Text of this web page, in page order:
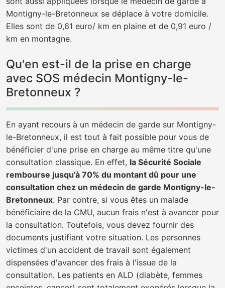
Montigny-le-Bretonneux se déplace à votre domicile.
Elles sont de 0,61 euro/ km en plaine et de 0,91 euro /
km en montagne.
Qu'en est-il de la prise en charge
avec SOS médecin Montigny-le-
Bretonneux ?
En ayant recours à un médecin de garde sur Montigny-
le-Bretonneux, il est tout à fait possible pour vous de
bénéficier d'une prise en charge au même titre qu'une
consultation classique. En effet, la Sécurité Sociale
rembourse jusqu'à 70% du montant dû pour une
consultation chez un médecin de garde Montigny-le-
Bretonneux. Par contre, si vous êtes un malade
bénéficiaire de la CMU, aucun frais n'est à avancer pour
la consultation. Toutefois, vous devez fournir des
documents justifiant votre situation. Les personnes
victimes d'un accident de travail sont également
dispensées d'avancer des frais à l'issue de la
consultation. Les patients en ALD (diabète, femmes